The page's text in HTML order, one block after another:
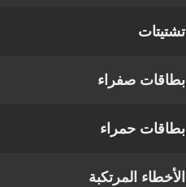
تشتيتات
بطاقات صفراء
بطاقات حمراء
الأخطاء المرتكبة